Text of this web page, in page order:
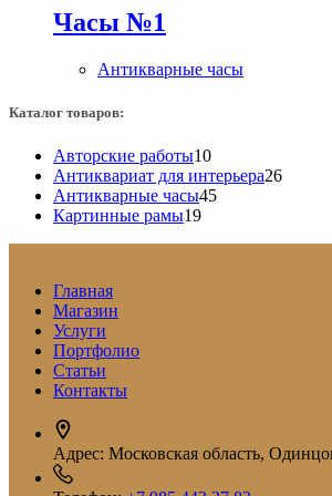
Часы №1
Антикварные часы
Каталог товаров:
Авторские работы1010
товаров
Антиквариат для интерьера2626
Антикварные часы4545
Картинные рамы1919
Главная
Магазин
Услуги
Портфолио
Статьи
Контакты
Адрес: Московская область,